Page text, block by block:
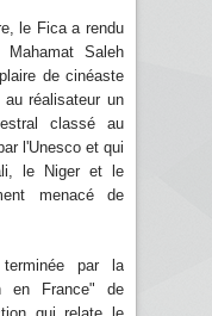
le Fica a rendu
Mahamat Saleh
de cinéaste
réalisateur un
classé au
l'Unesco et qui
le Niger et le
menacé de
par la
en France" de